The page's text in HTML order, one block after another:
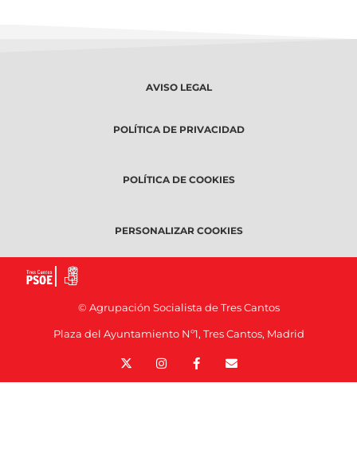
AVISO LEGAL
POLÍTICA DE PRIVACIDAD
POLÍTICA DE COOKIES
PERSONALIZAR COOKIES
© Agrupación Socialista de Tres Cantos
Plaza del Ayuntamiento Nº1, Tres Cantos, Madrid